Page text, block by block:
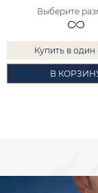
Выберите
Купить в один
В